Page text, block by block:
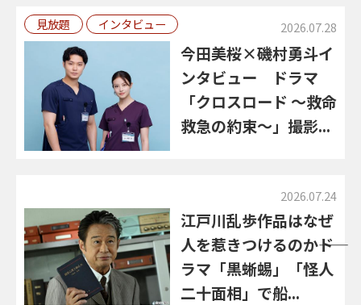
見放題 インタビュー 2026.07.28
今田美桜×磯村勇斗イ
ンタビュー ドラマ
「クロスロード ～救命
救急の約束～」撮影...
2026.07.24
江戸川乱歩作品はなぜ
人を惹きつけるのか――ド
ラマ「黒蜥蜴」「怪人
二十面相」で船...